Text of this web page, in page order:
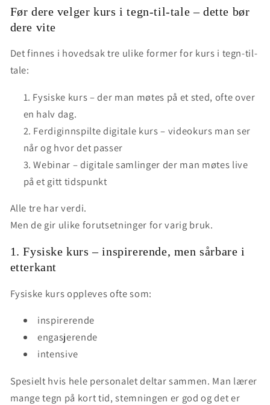
Før dere velger kurs i tegn-til-tale – dette bør
dere vite
Det finnes i hovedsaktre ulike former for kurs i tegn-til-
tale:
Fysiske kurs– der man møtes på et sted, ofte over
en halv dag.
Ferdiginnspilte digitale kurs– videokurs man ser
når og hvor det passer
Webinar – digitale samlinger der man møtes live
på et gitt tidspunkt
Alle tre har verdi.
Men de gir ulike forutsetninger for varig bruk.
1. Fysiske kurs – inspirerende, men sårbare i
etterkant
Fysiske kurs oppleves ofte som:
inspirerende
engasjerende
intensive
Spesielt hvis hele personalet deltar sammen. Man lærer
mange tegn på kort tid, stemningen er god og det er